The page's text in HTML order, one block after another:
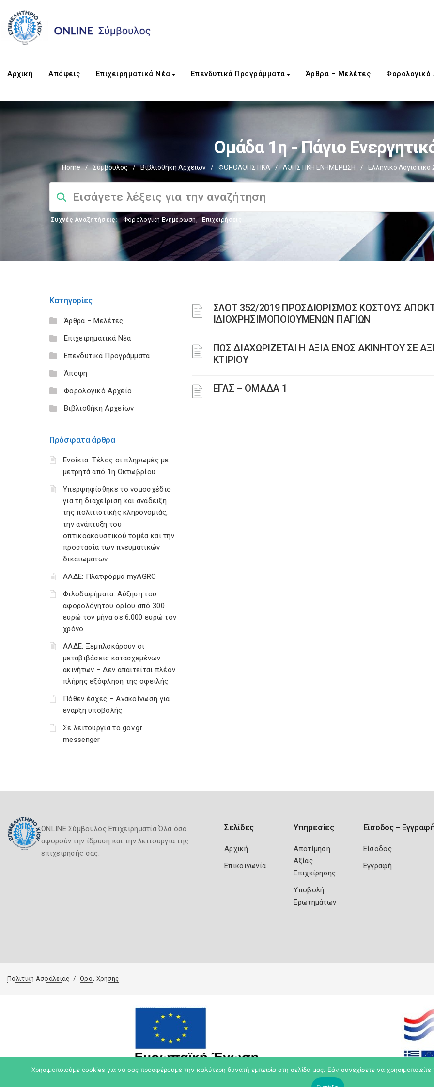
Αρχική Απόψεις Επιχειρηματικά Νέα Επενδυτικά Προγράμματα Άρθρα – Μελέτες Φορολογικό
Ομάδα 1η - Πάγιο
Home / Σύμβουλος / Βιβλιοθήκη Αρχείων / ΦΟΡΟΛΟΓΙΣΤΙΚΑ / ΛΟΓΙΣΤΙΚΗ ΕΝΗΜΕΡΩΣΗ / Ελληνικό Λογιστικό
Συχνές Αναζητήσεις: Φορολογικη Ενημέρωση, Επιχειρήσεις
Κατηγορίες
Άρθρα – Μελέτες
Επιχειρηματικά Νέα
Επενδυτικά Προγράμματα
Άποψη
Φορολογικό Αρχείο
Βιβλιοθήκη Αρχείων
Πρόσφατα άρθρα
Ενοίκια: Τέλος οι πληρωμές με
μετρητά από 1η Οκτωβρίου
Υπερψηφίσθηκε το νομοσχέδιο
για τη διαχείριση και ανάδειξη
της πολιτιστικής κληρονομιάς,
την ανάπτυξη του
οπτικοακουστικού τομέα και την
προστασία των πνευματικών
δικαιωμάτων
ΑΑΔΕ: Πλατφόρμα myAGRO
Φιλοδωρήματα: Αύξηση του
αφορολόγητου ορίου από 300
ευρώ τον μήνα σε 6.000 ευρώ τον
χρόνο
ΑΑΔΕ: Ξεμπλοκάρουν οι
μεταβιβάσεις κατασχεμένων
ακινήτων – Δεν απαιτείται πλέον
πλήρης εξόφληση της οφειλής
Πόθεν έσχες – Ανακοίνωση για
έναρξη υποβολής
Σε λειτουργία το gov.gr
messenger
ΣΛΟΤ 352/2019 ΠΡΟΣΔΙΟΡΙΣΜΟΣ ΚΟΣΤΟΥΣ
ΙΔΙΟΧΡΗΣΙΜΟΠΟΙΟΥΜΕΝΩΝ ΠΑΓΙΩΝ
ΠΩΣ ΔΙΑΧΩΡΙΖΕΤΑΙ Η ΑΞΙΑ ΕΝΟΣ ΑΚΙΝΗΤΟΥ ΣΕ
ΚΤΙΡΙΟΥ
ΕΓΛΣ – ΟΜΑΔΑ 1
ONLINE Σύμβουλος Επιχειρηματία Όλα όσα
αφορούν την ίδρυση και την λειτουργία της
επιχείρησής σας.
Σελίδες
Αρχική
Επικοινωνία
Υπηρεσίες
Αποτίμηση
Αξίας
Επιχείρησης
Υποβολή
Ερωτημάτων
Είσοδος –
Είσοδος
Εγγραφή
Πολιτική Ασφάλειας Όροι Χρήσης
Χρησιμοποιούμε cookies για να σας προσφέρουμε την καλύτερη δυνατή εμπειρία στη σελίδα μας. Εάν συνεχίσετε να